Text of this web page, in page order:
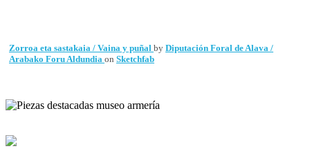
Zorroa eta sastakaia / Vaina y puñal by Diputación Foral de Alava /
Arabako Foru Aldundia on Sketchfab